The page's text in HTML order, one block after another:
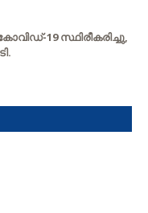
19 സ്ഥിരീകരിച്ചു,